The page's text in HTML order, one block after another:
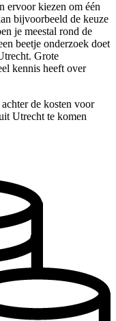
ervoor kiezen om één
bijvoorbeeld de keuze
je meestal rond de
beetje onderzoek doet
Grote
kennis heeft over
de kosten voor
Utrecht te komen